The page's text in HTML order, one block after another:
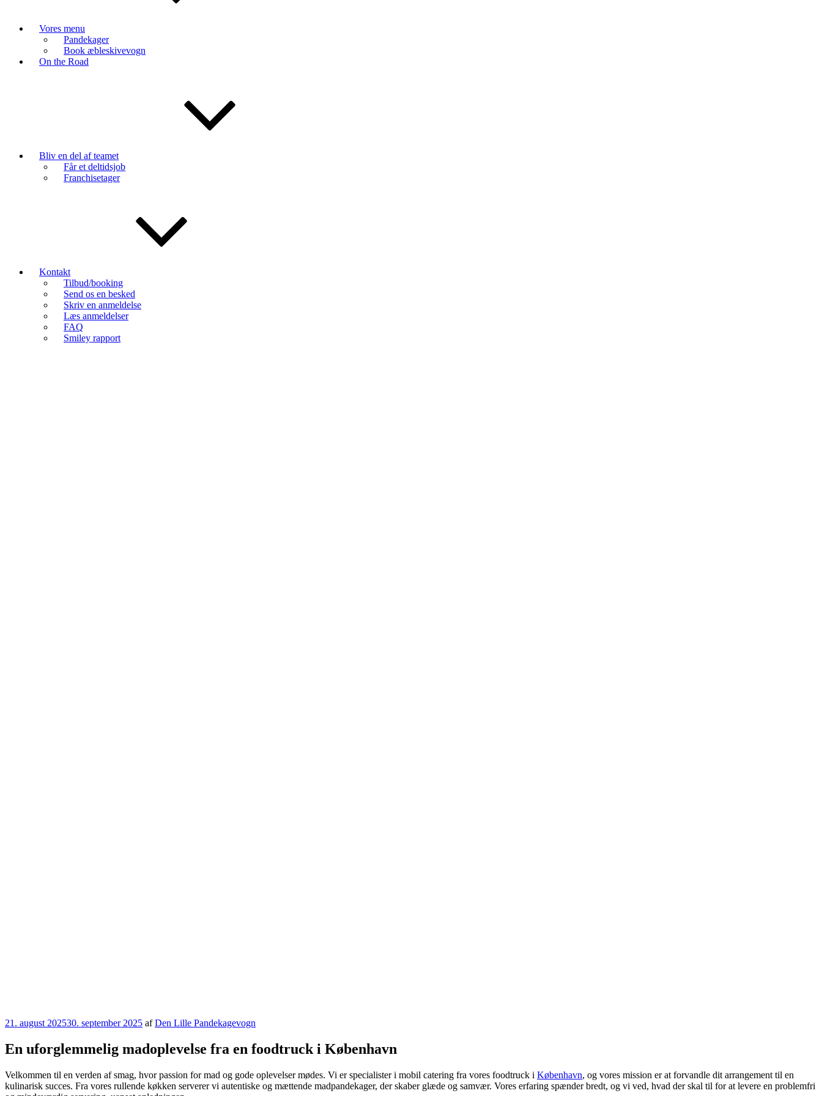
Vores menu
Pandekager
Book æbleskivevogn
On the Road
Bliv en del af teamet
Får et deltidsjob
Franchisetager
Kontakt
Tilbud/booking
Send os en besked
Skriv en anmeldelse
Læs anmeldelser
FAQ
Smiley rapport
Udgivet
21. august 202530. september 2025 afDen Lille Pandekagevogn
En uforglemmelig madoplevelse fra en foodtruck i København
Velkommen til en verden af smag, hvor passion for mad og gode oplevelser mødes. Vi er specialister i mobil catering fra vores foodtruck i København, og vores mission er at forvandle dit arrangement til en
kulinarisk succes. Fra vores rullende køkken serverer vi autentiske og mættende madpandekager, der skaber glæde og samvær. Vores erfaring spænder bredt, og vi ved, hvad der skal til for at levere en problemfri